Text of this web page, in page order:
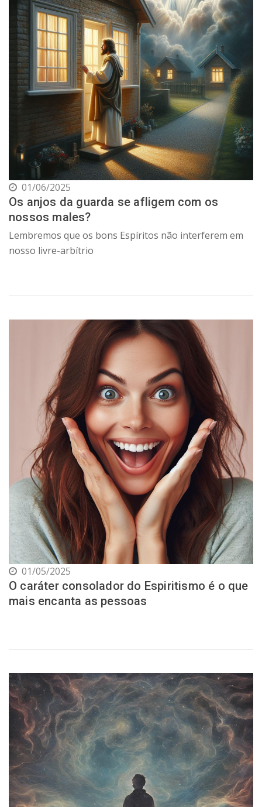
01/06/2025
Os anjos da guarda se afligem com os
nossos males?
Lembremos que os bons Espíritos não interferem em
nosso livre-arbítrio
01/05/2025
O caráter consolador do Espiritismo é o que
mais encanta as pessoas